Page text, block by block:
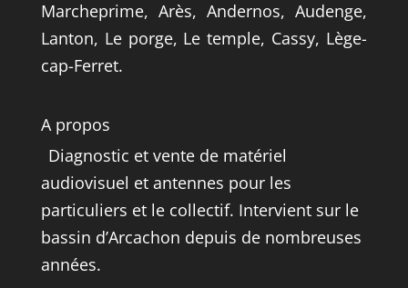
Marcheprime, Arès, Andernos, Audenge,
Lanton, Le porge, Le temple, Cassy, Lège-
cap-Ferret.
A propos
Diagnostic et vente de matériel
audiovisuel et antennes pour les
particuliers et le collectif. Intervient sur le
bassin d’Arcachon depuis de nombreuses
années.